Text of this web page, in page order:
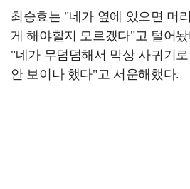
최승효는 "네가 옆에 있으면 머
게 해야할지 모르겠다"고 털어
"네가 무덤덤해서 막상 사귀기
안 보이나 했다"고 서운해했다.